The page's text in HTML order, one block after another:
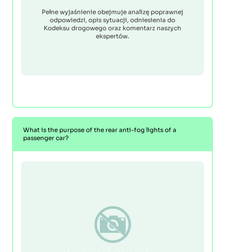
Pełne wyjaśnienie obejmuje analizę poprawnej
odpowiedzi, opis sytuacji, odniesienia do
Kodeksu drogowego oraz komentarz naszych
ekspertów.
What is the purpose of the rear anti-fog lights of a
passenger car?